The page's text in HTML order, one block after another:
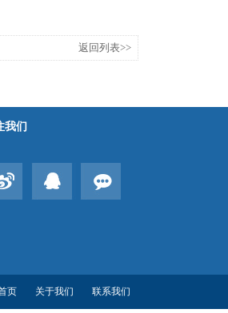
返回列表>>
我们
页 关于我们 联系我们